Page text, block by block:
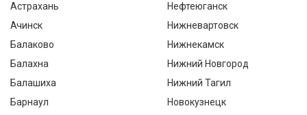
Астрахань
Ачинск
Балаково
Балахна
Балашиха
Барнаул
Нефтеюганск
Нижневартовск
Нижнекамск
Нижний Новгород
Нижний Тагил
Новокузнецк